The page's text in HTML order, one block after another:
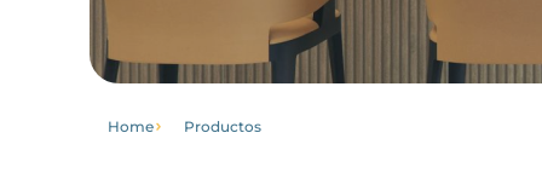
saber
inicio
Institucional
Acerca de
Home Productos